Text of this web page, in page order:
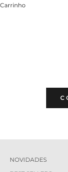
Carrinho
NOVIDADES